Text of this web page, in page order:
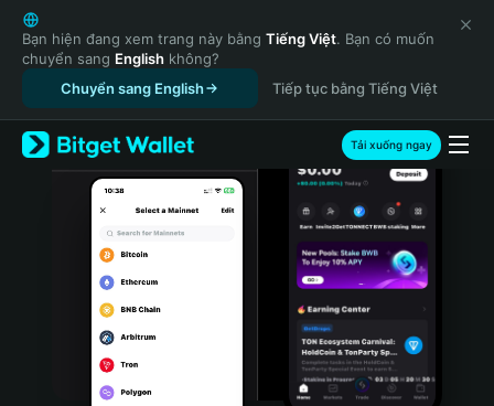
English
日本語
Tiếng Việt
Русский
Español (Latinoamérica)
Türkçe
Italiano
Português (Portugal)
Bahasa Indonesia
Bạn hiện đang xem trang này bằng Tiếng Việt. Bạn có muốn
chuyển sang English không?
Chuyển sang English
Tiếp tục bằng Tiếng Việt
Tải xuống ngay